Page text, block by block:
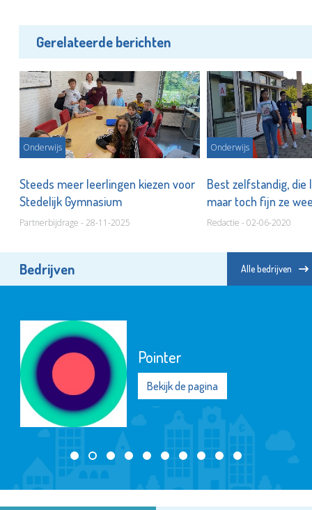
Gerelateerde berichten
Onderwijs
Steeds meer leerlingen kiezen voor
Stedelijk Gymnasium
Partnerbijdrage - 28-11-2025
Onderwijs
Best zelfstandig, die
maar toch fijn ze
hebben
Redactie - 02-06-2020
Bedrijven Alle bedrijven
Pointer
Bekijk de pagina